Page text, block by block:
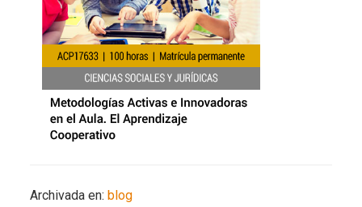
Archivada en: blog